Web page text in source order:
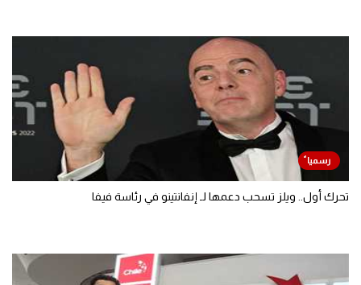
تحرك أول.. ويلز تسحب دعمها لـ إنفانتينو في رئاسة فيفا